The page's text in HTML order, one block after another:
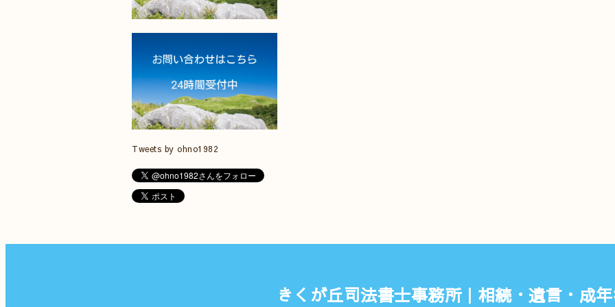
Tweets by ohno1982
きくが丘司法書士事務所｜相続・遺言・成